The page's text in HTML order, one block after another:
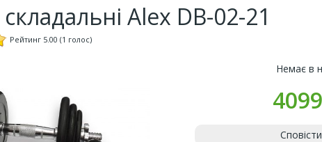
складальні Alex DB-02-21
Рейтинг 5.00 (1 голос)
Немає в